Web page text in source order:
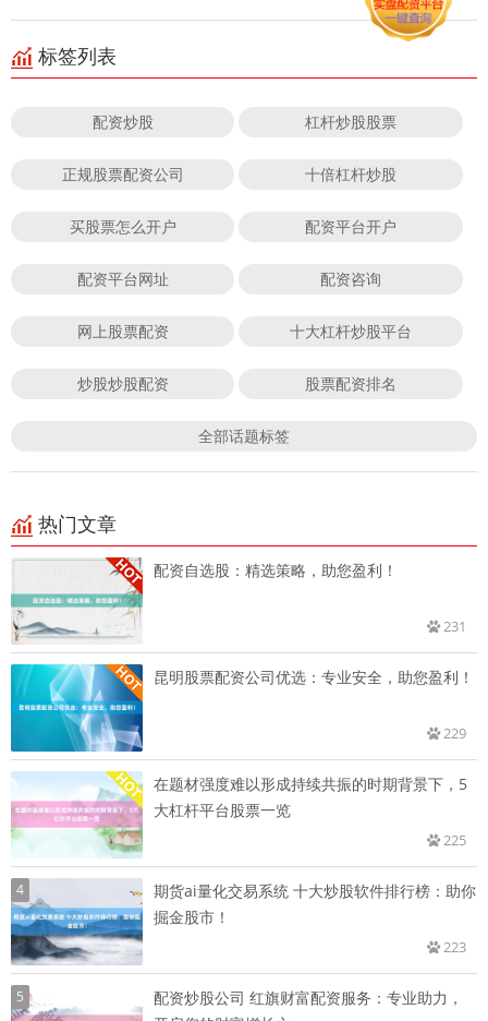
标签列表
配资炒股 杠杆炒股股票
正规股票配资公司 十倍杠杆炒股
买股票怎么开户 配资平台开户
配资平台网址 配资咨询
网上股票配资 十大杠杆炒股平台
炒股炒股配资 股票配资排名
全部话题标签
热门文章
配资自选股：精选策略，助您盈利！
231
昆明股票配资公司优选：专业安全，助您盈利！
229
在题材强度难以形成持续共振的时期背景下，5
大杠杆平台股票一览
225
4
期货ai量化交易系统 十大炒股软件排行榜：助你
掘金股市！
223
5
配资炒股公司 红旗财富配资服务：专业助力，